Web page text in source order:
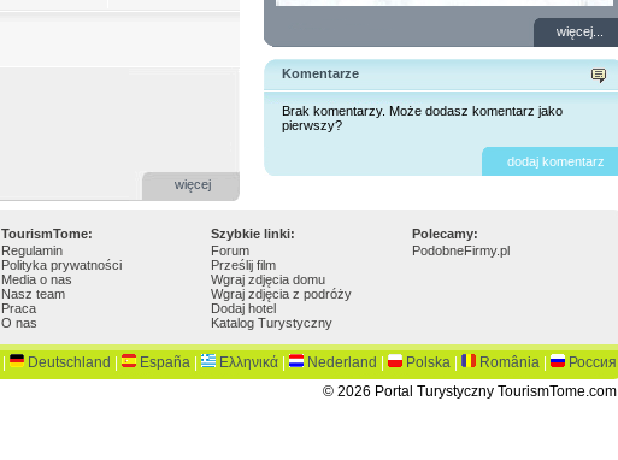
więcej
więcej...
Komentarze
Brak komentarzy. Może dodasz komentarz jako
pierwszy?
dodaj komentarz
TourismTome: Szybkie linki:
Polecamy:
Regulamin
Polityka prywatności
Media o nas
Nasz team
Praca
O nas
Forum
Prześlij film
Wgraj zdjęcia domu
Wgraj zdjęcia z podróży
Dodaj hotel
Katalog Turystyczny
PodobneFirmy.pl
Deutschland España Ελληνικά Nederland Polska România
Россия
© 2026 Portal Turystyczny TourismTome.com